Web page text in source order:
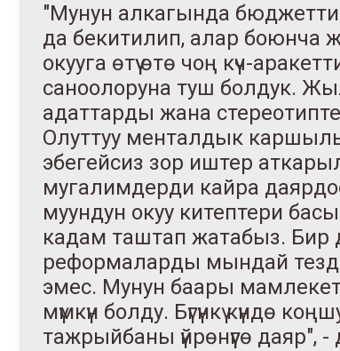
"Мунун алкагында
да бекитилип, алар боюнча
окууга өтүү өтө чоң күч-
саноолоруна туш болдук.
адаттарды жана
Олуттуу менталдык
эбегейсиз зор иштер
мугалимдерди кайра
муундун окуу китептери
кадам таштап жатабыз.
реформаларды мындай
эмес. Мунун баары
мүмкүн болду. Бүгүнкү күндө
тажрыйбаны үйрөнүүгө даяр",